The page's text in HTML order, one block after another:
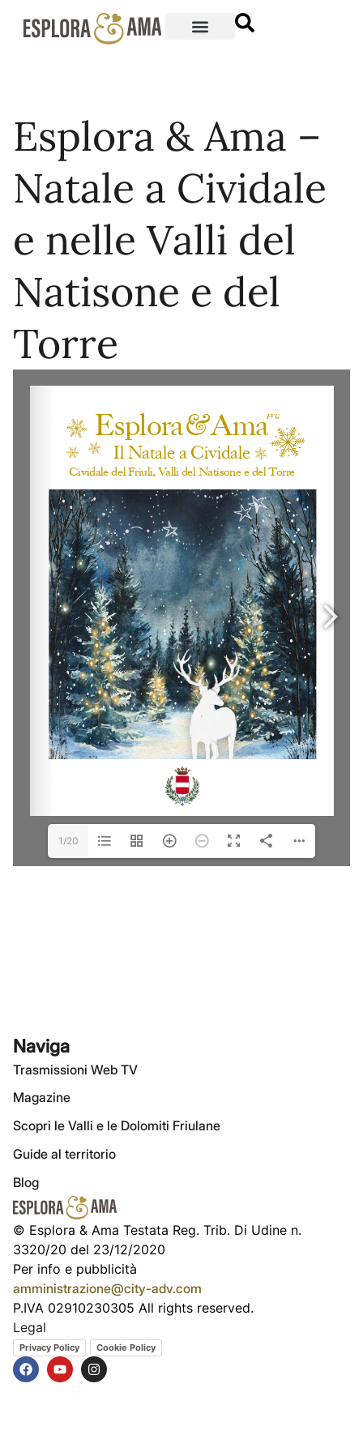
Esplora & Ama –
Natale a Cividale
e nelle Valli del
Natisone e del
Torre
1/20
Naviga
Trasmissioni Web TV
Magazine
Scopri le Valli e le Dolomiti Friulane
Guide al territorio
Blog
© Esplora & Ama Testata Reg. Trib. Di Udine n.
3320/20 del 23/12/2020
Per info e pubblicità
amministrazione@city-adv.com
P.IVA 02910230305 All rights reserved.
Legal
Privacy Policy Cookie Policy